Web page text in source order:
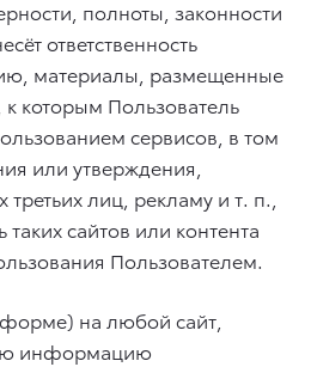
полноты, законности
ответственность
материалы, размещенные
к которым Пользователь
сервисов, в том
или утверждения,
лиц, рекламу и т. п.
таких сайтов или контента
Пользователем.
на любой сайт,
информацию